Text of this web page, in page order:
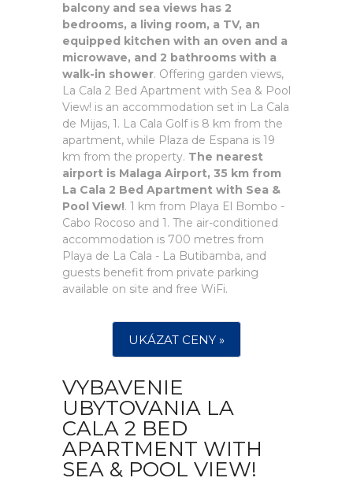
balcony and sea views has 2
bedrooms, a living room, a TV, an
equipped kitchen with an oven and a
microwave, and 2 bathrooms with a
walk-in shower. Offering garden views,
La Cala 2 Bed Apartment with Sea & Pool
View! is an accommodation set in La Cala
de Mijas, 1. La Cala Golf is 8 km from the
apartment, while Plaza de Espana is 19
km from the property. The nearest
airport is Malaga Airport, 35 km from
La Cala 2 Bed Apartment with Sea &
Pool View!. 1 km from Playa El Bombo -
Cabo Rocoso and 1. The air-conditioned
accommodation is 700 metres from
Playa de La Cala - La Butibamba, and
guests benefit from private parking
available on site and free WiFi.
UKÁZAT CENY »
VYBAVENIE
UBYTOVANIA LA
CALA 2 BED
APARTMENT WITH
SEA & POOL VIEW!